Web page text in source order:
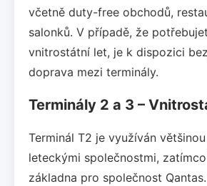
včetně duty-free obchodů,
salonků. V případě, že
vnitrostátní let, je k dispozici
doprava mezi terminály.
Terminály 2 a 3 –
Terminál T2 je využíván
leteckými společnostmi,
základna pro společnost